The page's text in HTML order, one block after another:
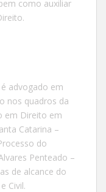
como auxiliar
advogado em
nos quadros da
em Direito em
Catarina –
do
Penteado –
de alcance do
Civil.